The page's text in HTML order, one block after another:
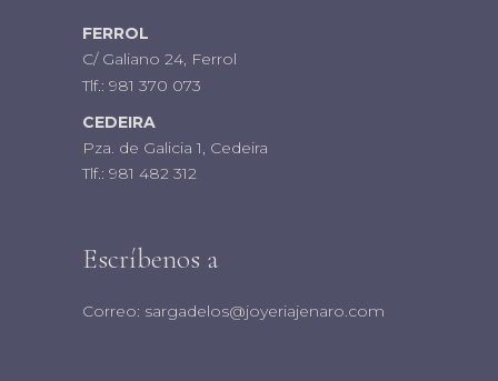
FERROL
C/ Galiano 24, Ferrol
Tlf.: 981 370 073
CEDEIRA
Pza. de Galicia 1, Cedeira
Tlf.: 981 482 312
Escríbenos a
Correo: sargadelos@joyeriajenaro.com